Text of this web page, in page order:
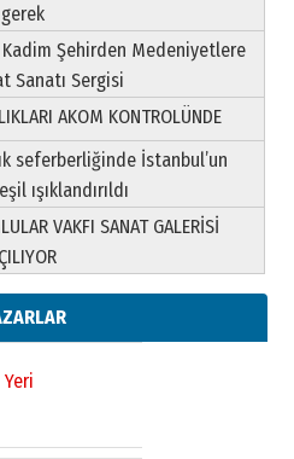
gerek
Şehirden Medeniyetlere
Sanatı Sergisi
AKOM KONTROLÜNDE
seferberliğinde İstanbul’un
ışıklandırıldı
VAKFI SANAT GALERİSİ
KIZI
Şirin’e